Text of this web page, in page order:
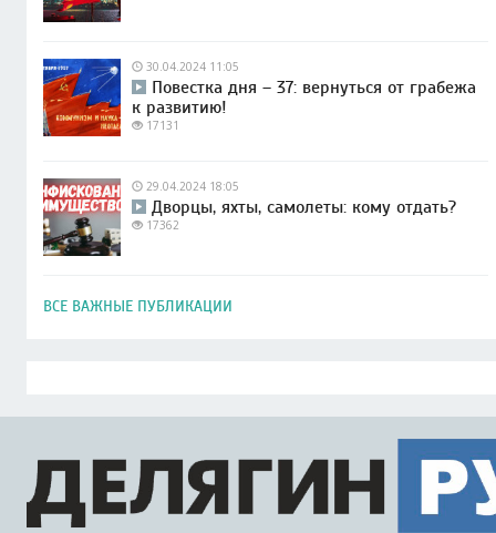
30.04.2024 11:05
Повестка дня – 37: вернуться от грабежа
к развитию!
17131
29.04.2024 18:05
Дворцы, яхты, самолеты: кому отдать?
17362
ВСЕ ВАЖНЫЕ ПУБЛИКАЦИИ